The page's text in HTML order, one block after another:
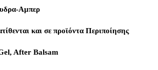
Αμπερ
και σε προϊόντα Περιποίησης
After Balsam